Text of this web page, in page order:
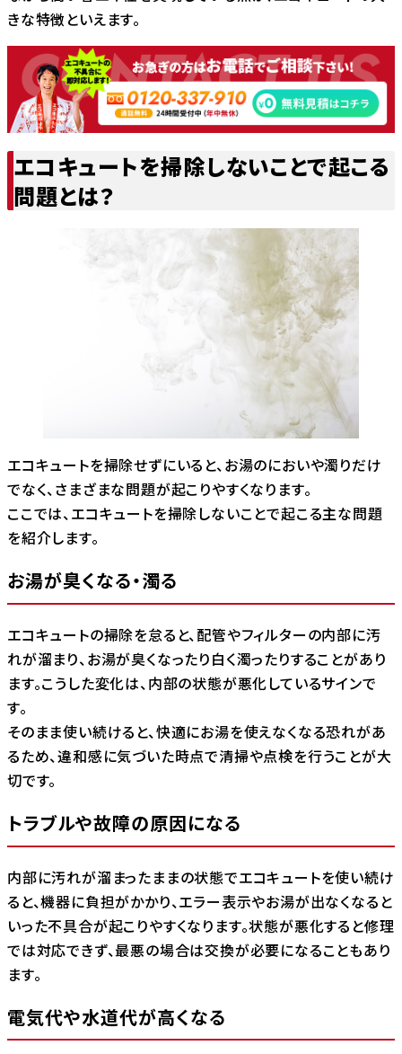
きな特徴といえます。
エコキュートを掃除しないことで起こる
問題とは？
エコキュートを掃除せずにいると、お湯のにおいや濁りだけ
でなく、さまざまな問題が起こりやすくなります。
ここでは、エコキュートを掃除しないことで起こる主な問題
を紹介します。
お湯が臭くなる・濁る
エコキュートの掃除を怠ると、配管やフィルターの内部に汚
れが溜まり、お湯が臭くなったり白く濁ったりすることがあり
ます。こうした変化は、内部の状態が悪化しているサインで
す。
そのまま使い続けると、快適にお湯を使えなくなる恐れがあ
るため、違和感に気づいた時点で清掃や点検を行うことが大
切です。
トラブルや故障の原因になる
内部に汚れが溜まったままの状態でエコキュートを使い続け
ると、機器に負担がかかり、エラー表示やお湯が出なくなると
いった不具合が起こりやすくなります。状態が悪化すると修理
では対応できず、最悪の場合は交換が必要になることもあり
ます。
電気代や水道代が高くなる